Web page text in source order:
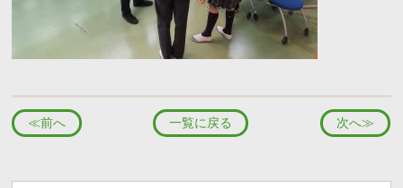
≪前へ 一覧に戻る 次へ≫